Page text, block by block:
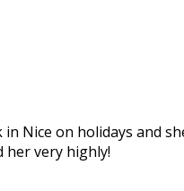
Nice on holidays and
her very highly!